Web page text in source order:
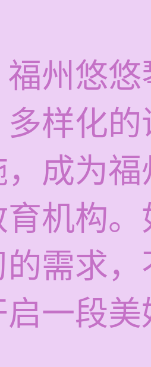
福州悠
多样化
，成为
育机构
需求
一段